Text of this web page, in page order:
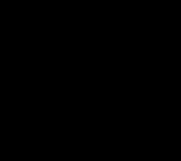
профильЛиза